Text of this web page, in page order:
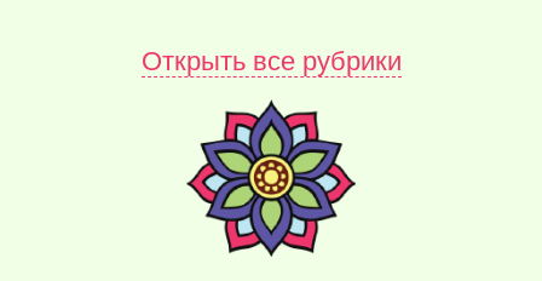
Открыть все рубрики